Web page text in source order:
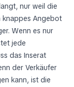
nur weil die
knappes Angebot
Wenn es nur
jede
das Inserat
der Verkäufer
kann, ist die